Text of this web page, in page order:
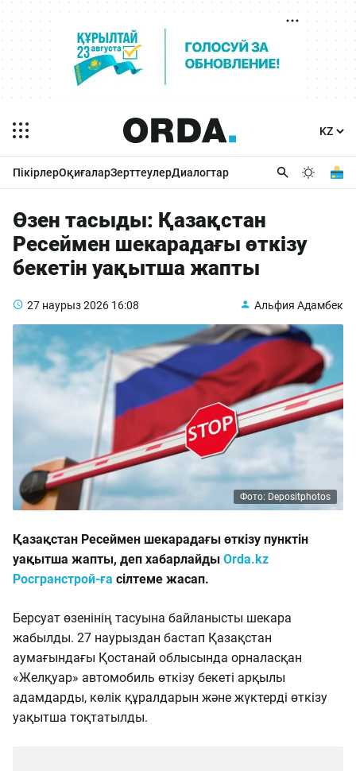
ПікірлерОқиғаларЗерттеулерДиалогтар
Өзен тасыды: Қазақстан
Ресеймен шекарадағы өткізу
бекетін уақытша жапты
27 наурыз 2026 16:08 Альфия Адамбек
Фото: Depositphotos
Қазақстан Ресеймен шекарадағы өткізу пунктін
уақытша жапты, деп хабарлайды Orda.kz
Росгранстрой-ға сілтеме жасап.
Берсуат өзенінің тасуына байланысты шекара
жабылды. 27 наурыздан бастап Қазақстан
аумағындағы Қостанай облысында орналасқан
«Желқуар» автомобиль өткізу бекеті арқылы
адамдарды, көлік құралдарын және жүктерді өткізу
уақытша тоқтатылды.